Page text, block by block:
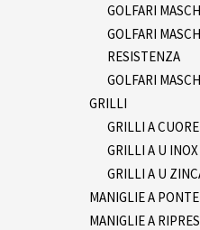
GOLFARI
GOLFARI
RESISTENZA
GOLFARI
GRILLI
GRILLI A
GRILLI A U
GRILLI A U
MANIGLIE A PONTE
MANIGLIE A